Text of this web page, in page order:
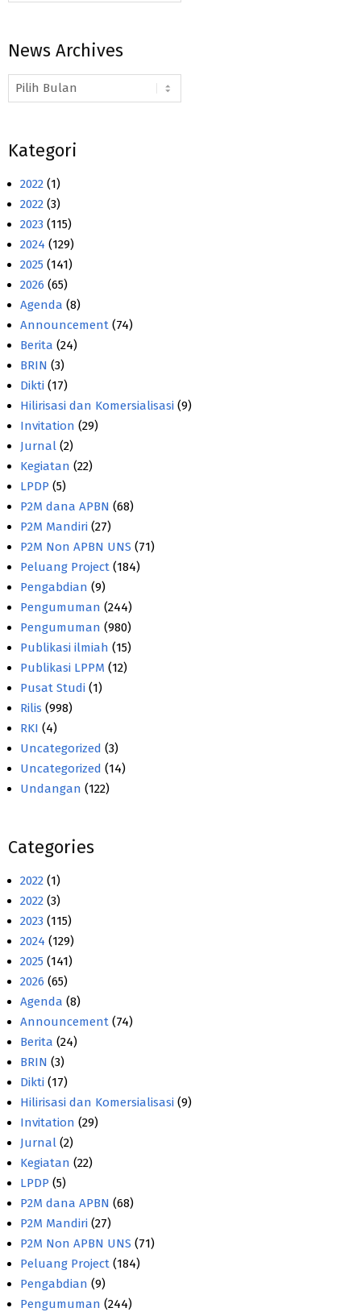
News Archives
News
Archives
Kategori
2022 (1)
2022 (3)
2023 (115)
2024 (129)
2025 (141)
2026 (65)
Agenda (8)
Announcement (74)
Berita (24)
BRIN (3)
Dikti (17)
Hilirisasi dan Komersialisasi (9)
Invitation (29)
Jurnal (2)
Kegiatan (22)
LPDP (5)
P2M dana APBN (68)
P2M Mandiri (27)
P2M Non APBN UNS (71)
Peluang Project (184)
Pengabdian (9)
Pengumuman (244)
Pengumuman (980)
Publikasi ilmiah (15)
Publikasi LPPM (12)
Pusat Studi (1)
Rilis (998)
RKI (4)
Uncategorized (3)
Uncategorized (14)
Undangan (122)
Categories
2022 (1)
2022 (3)
2023 (115)
2024 (129)
2025 (141)
2026 (65)
Agenda (8)
Announcement (74)
Berita (24)
BRIN (3)
Dikti (17)
Hilirisasi dan Komersialisasi (9)
Invitation (29)
Jurnal (2)
Kegiatan (22)
LPDP (5)
P2M dana APBN (68)
P2M Mandiri (27)
P2M Non APBN UNS (71)
Peluang Project (184)
Pengabdian (9)
Pengumuman (244)